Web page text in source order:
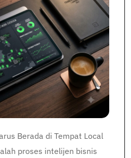
Berada di Tempat Local
proses intelijen bisnis